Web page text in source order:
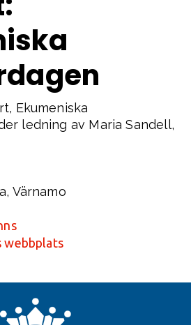
Ekumeniska
ledning av Maria Sandell,
Värnamo
webbplats